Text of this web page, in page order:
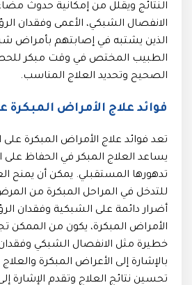
النتائج ويقلل من إمكانية حدوث
الانفصال الشبكي، الأعمى وفقدان
الذين يشتبه في إصابتهم بأمراض
الطبيب المختص في وقت مبكر
الصحيح وتحديد العلاج المناسب.
فوائد علاج الأمراض المبكرة
تعد فوائد علاج الأمراض المبكرة على
يساعد العلاج المبكر في الحفاظ على
تدهورها المستقبلي. يمكن أن يمنح
للتدخل في المراحل المبكرة من
أضرار دائمة على الشبكية وفقدان
الأمراض المبكرة، يكون من
خطيرة مثل الانفصال الشبكي وفقدان
بالإشارة إلى الأعراض المبكرة
تحسين نتائج العلاج وتقدم